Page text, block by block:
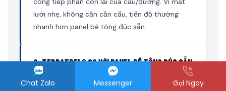
lưới nhẹ, không cần cần cẩu, tiến độ thường
nhanh hơn panel bê tông đúc sẵn.
Q: TERRATREL® SO VỚI PANEL BÊ TÔNG ĐÚC SẴN
CỦA REINFORCED EARTH® THÌ KHÁC GÌ?
Chat Zalo Messenger Gọi Ngay